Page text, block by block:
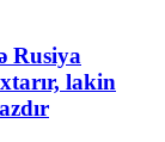
Rusiya
lakin